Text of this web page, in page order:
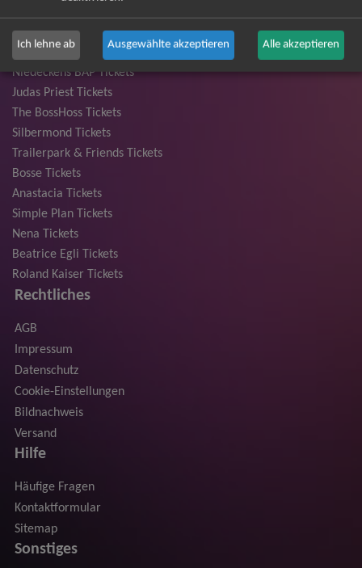
The Prodigy Tickets
Niedeckens BAP Tickets
Judas Priest Tickets
The BossHoss Tickets
Silbermond Tickets
Trailerpark & Friends Tickets
Bosse Tickets
Anastacia Tickets
Simple Plan Tickets
Nena Tickets
Beatrice Egli Tickets
Roland Kaiser Tickets
Rechtliches
AGB
Impressum
Datenschutz
Cookie-Einstellungen
Bildnachweis
Versand
Hilfe
Häufige Fragen
Kontaktformular
Sitemap
Sonstiges
Ich lehne ab Ausgewählte akzeptieren Alle akzeptieren